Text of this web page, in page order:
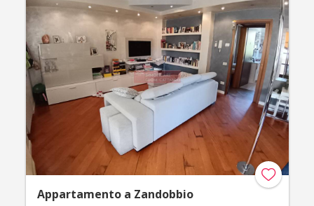
Appartamento a Zandobbio